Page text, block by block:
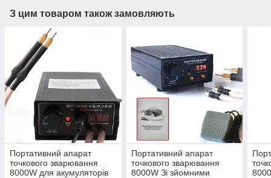
З цим товаром також замовляють
Портативний апарат
точкового зварювання
8000W для акумуляторів
Портативний апарат
точкового зварювання
8000W Зі зйомними